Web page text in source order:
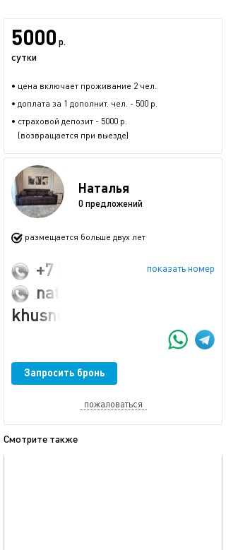
5000 р.
сутки
• цена включает проживание 2 чел.
• доплата за 1 дополнит. чел. - 500 р.
• страховой депозит - 5000 р.
(возвращается при выезде)
Наталья
0 предложений
размещается больше двух лет
показать номер
+7 (993) 422-80-84
natalia-
khusnutdinova@mail.ru
Запросить бронь
пожаловаться
Смотрите также